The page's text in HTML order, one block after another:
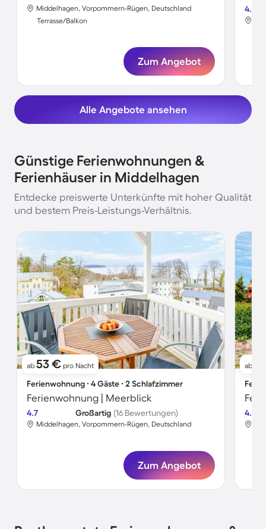
Middelhagen, Vorpommern-Rügen, Deutschland
Terrasse/Balkon
Zum Angebot
4.6
Alle Angebote ansehen
Günstige Ferienwohnungen &
Ferienhäuser in Middelhagen
Entdecke preiswerte Unterkünfte mit hoher Qualität
und bestem Preis-Leistungs-Verhältnis.
ab 53 € pro Nacht
Ferienwohnung ∙ 4 Gäste ∙ 2 Schlafzimmer
Ferienwohnung | Meerblick
4.7 Großartig (16 Bewertungen)
Middelhagen, Vorpommern-Rügen, Deutschland
Zum Angebot
ab
4.3